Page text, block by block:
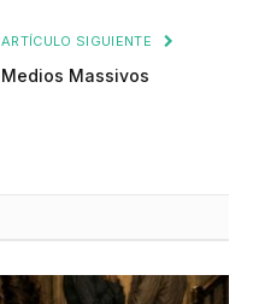
ARTÍCULO SIGUIENTE
Medios Massivos